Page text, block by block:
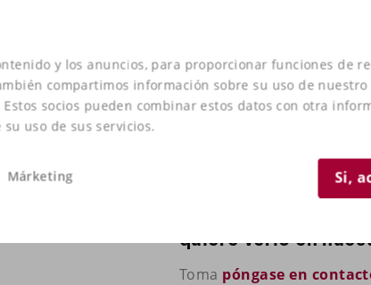
y los anuncios, para proporcionar funciones de
compartimos información sobre su uso de
socios pueden combinar estos datos con otra
uso de sus servicios.
Márketing Si,
¿Tiene alguna
quiere verlo en
Toma póngase en